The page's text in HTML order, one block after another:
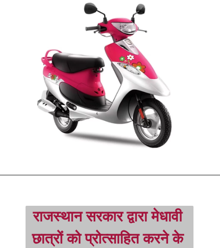
राजस्थान सरकार द्वारा मेधावी
छात्रों को प्रोत्साहित करने के